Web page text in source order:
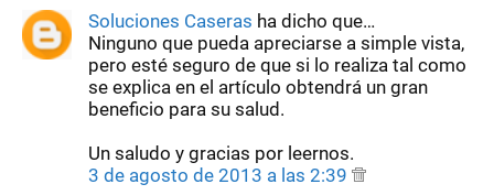
Soluciones Caseras ha dicho que…
Ninguno que pueda apreciarse a simple vista,
pero esté seguro de que si lo realiza tal como
se explica en el artículo obtendrá un gran
beneficio para su salud.
Un saludo y gracias por leernos.
3 de agosto de 2013 a las 2:39